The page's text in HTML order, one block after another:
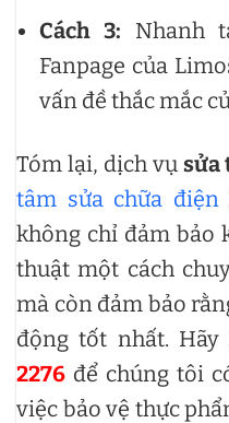
Cách 3: Nhanh
Fanpage của
vấn đề thắc mắc
Tóm lại, dịch vụ sửa
tâm sửa chữa
không chỉ đảm bảo
thuật một cách
mà còn đảm bảo
động tốt nhất. Hãy
2276 để chúng tôi
việc bảo vệ thực